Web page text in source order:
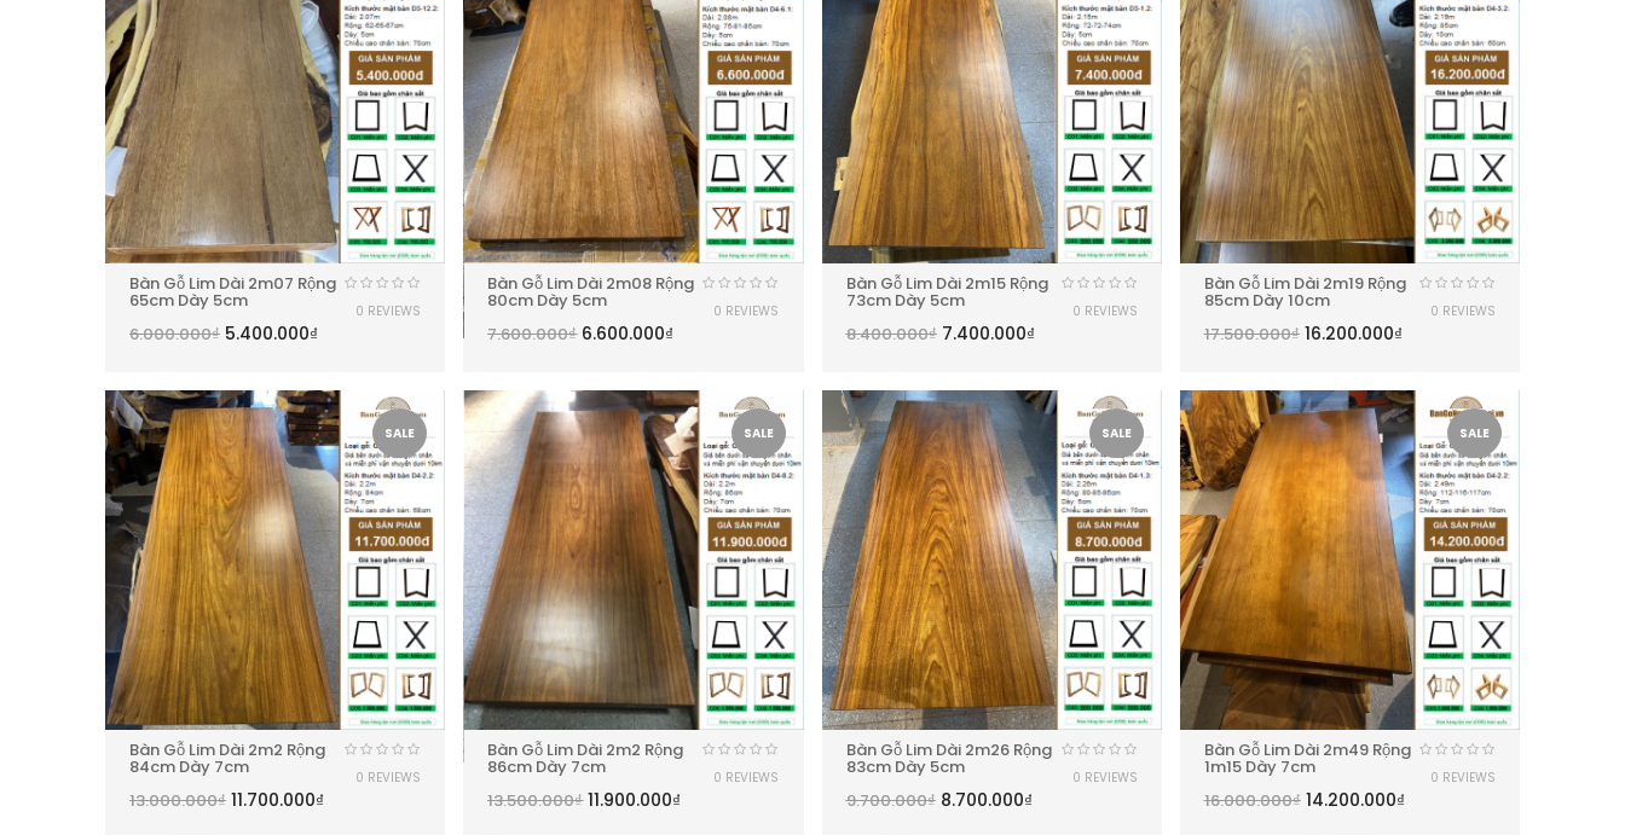
Bàn Gỗ Lim Dài 2m07 Rộng
65cm Dày 5cm
6.000.000₫ 5.400.000₫
0 REVIEWS
Bàn Gỗ Lim Dài 2m08 Rộng
80cm Dày 5cm
7.600.000₫ 6.600.000₫
0 REVIEWS
Bàn Gỗ Lim Dài 2m15 Rộng
73cm Dày 5cm
8.400.000₫ 7.400.000₫
0 REVIEWS
Bàn Gỗ Lim Dài 2m19 Rộng
85cm Dày 10cm
17.500.000₫ 16.200.000₫
0 REVIEWS
SALE
Bàn Gỗ Lim Dài 2m2 Rộng
84cm Dày 7cm
13.000.000₫ 11.700.000₫
0 REVIEWS
SALE
Bàn Gỗ Lim Dài 2m2 Rộng
86cm Dày 7cm
13.500.000₫ 11.900.000₫
0 REVIEWS
SALE
Bàn Gỗ Lim Dài 2m26 Rộng
83cm Dày 5cm
9.700.000₫ 8.700.000₫
0 REVIEWS
SALE
Bàn Gỗ Lim Dài 2m49 Rộng
1m15 Dày 7cm
16.000.000₫ 14.200.000₫
0 REVIEWS